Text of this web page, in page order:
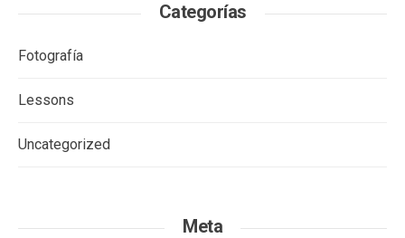
Categorías
Fotografía
Lessons
Uncategorized
Meta